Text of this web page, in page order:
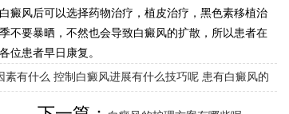
癜风后可以选择药物治疗，植皮治疗，黑色素移植治
不要暴晒，不然也会导致白癜风的扩散，所以患者在
位患者早日康复。
素有什么 控制白癜风进展有什么技巧呢 患有白癜风的